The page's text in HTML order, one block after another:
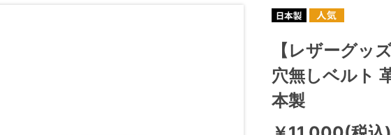
【レザーグッ
穴無しベルト
本製